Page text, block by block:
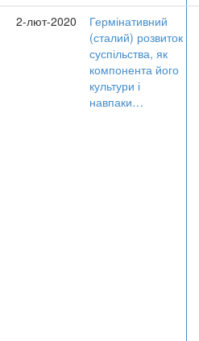
2-лют-2020
Гермінативний
(сталий) розвиток
суспільства, як
компонента його
культури і
навпаки…